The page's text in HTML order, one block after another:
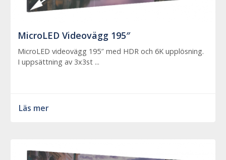
MicroLED Videovägg 195″
MicroLED videovägg 195″ med HDR och 6K upplösning.
I uppsättning av 3x3st ...
Läs mer